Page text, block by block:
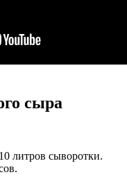
сыра
литров сыворотки.